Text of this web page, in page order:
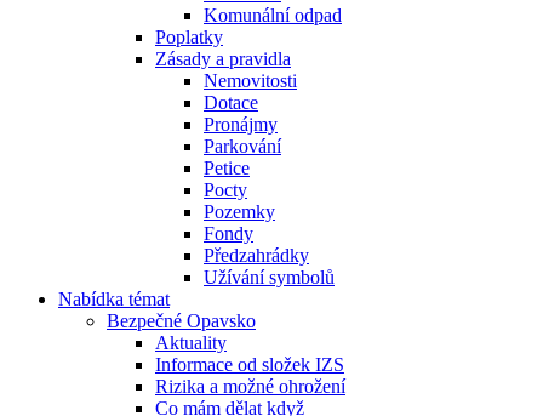
Komunální odpad
Poplatky
Zásady a pravidla
Nemovitosti
Dotace
Pronájmy
Parkování
Petice
Pocty
Pozemky
Fondy
Předzahrádky
Užívání symbolů
Nabídka témat
Bezpečné Opavsko
Aktuality
Informace od složek IZS
Rizika a možné ohrožení
Co mám dělat když